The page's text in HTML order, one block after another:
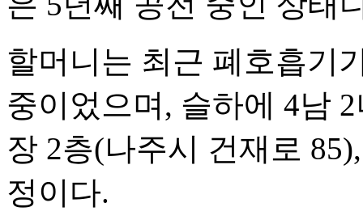
할머니는 최근 폐호흡기
중이었으며, 슬하에 4남
장 2층(나주시 건재로
정이다.